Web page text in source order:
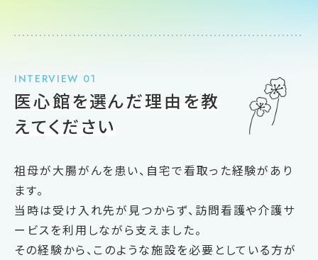
INTERVIEW 01
医心館を選んだ理由を教
えてください
祖母が大腸がんを患い、自宅で看取った経験があり
ます。
当時は受け入れ先が見つからず、訪問看護や介護サ
ービスを利用しながら支えました。
その経験から、このような施設を必要としている方が